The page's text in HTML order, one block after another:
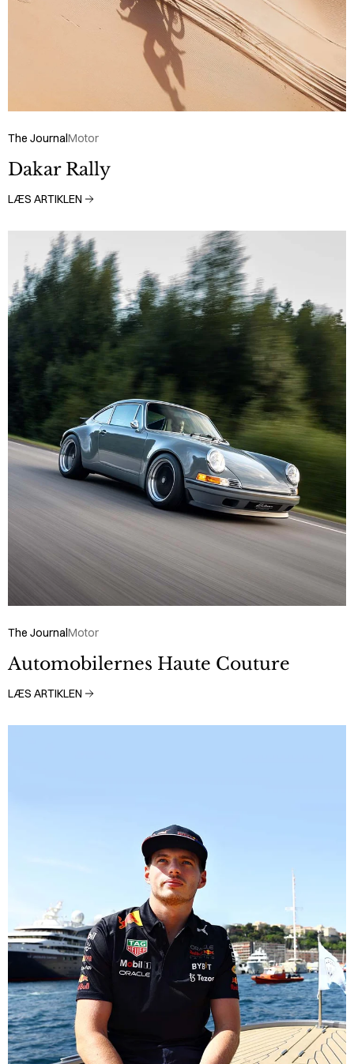
The JournalMotor
Dakar Rally
LÆS ARTIKLEN
The JournalMotor
Automobilernes Haute Couture
LÆS ARTIKLEN